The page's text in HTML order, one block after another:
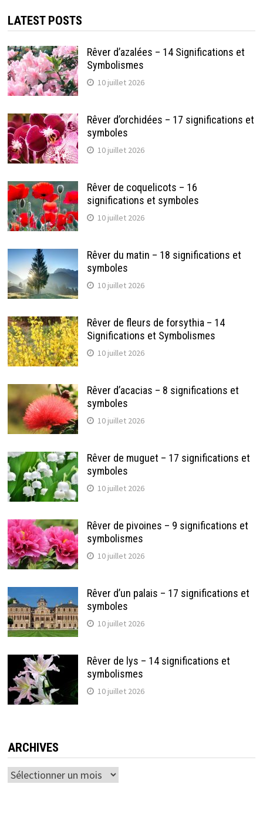
LATEST POSTS
Rêver d’azalées – 14 Significations et
Symbolismes
10 juillet 2026
Rêver d’orchidées – 17 significations et
symboles
10 juillet 2026
Rêver de coquelicots – 16
significations et symboles
10 juillet 2026
Rêver du matin – 18 significations et
symboles
10 juillet 2026
Rêver de fleurs de forsythia – 14
Significations et Symbolismes
10 juillet 2026
Rêver d’acacias – 8 significations et
symboles
10 juillet 2026
Rêver de muguet – 17 significations et
symboles
10 juillet 2026
Rêver de pivoines – 9 significations et
symbolismes
10 juillet 2026
Rêver d’un palais – 17 significations et
symboles
10 juillet 2026
Rêver de lys – 14 significations et
symbolismes
10 juillet 2026
ARCHIVES
Archives